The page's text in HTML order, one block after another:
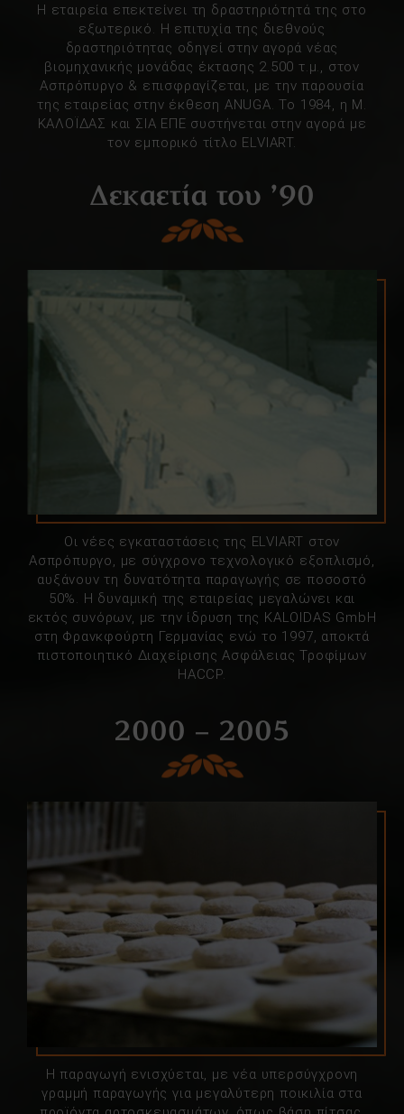
Η εταιρεία επεκτείνει τη δραστηριότητά της στο
εξωτερικό. Η επιτυχία της διεθνούς
δραστηριότητας οδηγεί στην αγορά νέας
βιομηχανικής μονάδας έκτασης 2.500 τ.μ., στον
Ασπρόπυργο & επισφραγίζεται, με την παρουσία
της εταιρείας στην έκθεση ANUGA. Το 1984, η Μ.
ΚΑΛΟΪΔΑΣ και ΣΙΑ ΕΠΕ συστήνεται στην αγορά με
τον εμπορικό τίτλο ELVIART.
Οι νέες εγκαταστάσεις της ELVIART στον
Ασπρόπυργο, με σύγχρονο τεχνολογικό εξοπλισμό,
αυξάνουν τη δυνατότητα παραγωγής σε ποσοστό
50%. Η δυναμική της εταιρείας μεγαλώνει και
εκτός συνόρων, με την ίδρυση της KALOIDAS GmbH
στη Φρανκφούρτη Γερμανίας ενώ το 1997, αποκτά
πιστοποιητικό Διαχείρισης Ασφάλειας Τροφίμων
HACCP.
Δεκαετία του ’90
Η παραγωγή ενισχύεται, με νέα υπερσύγχρονη
γραμμή παραγωγής για μεγαλύτερη ποικιλία στα
2000 – 2005